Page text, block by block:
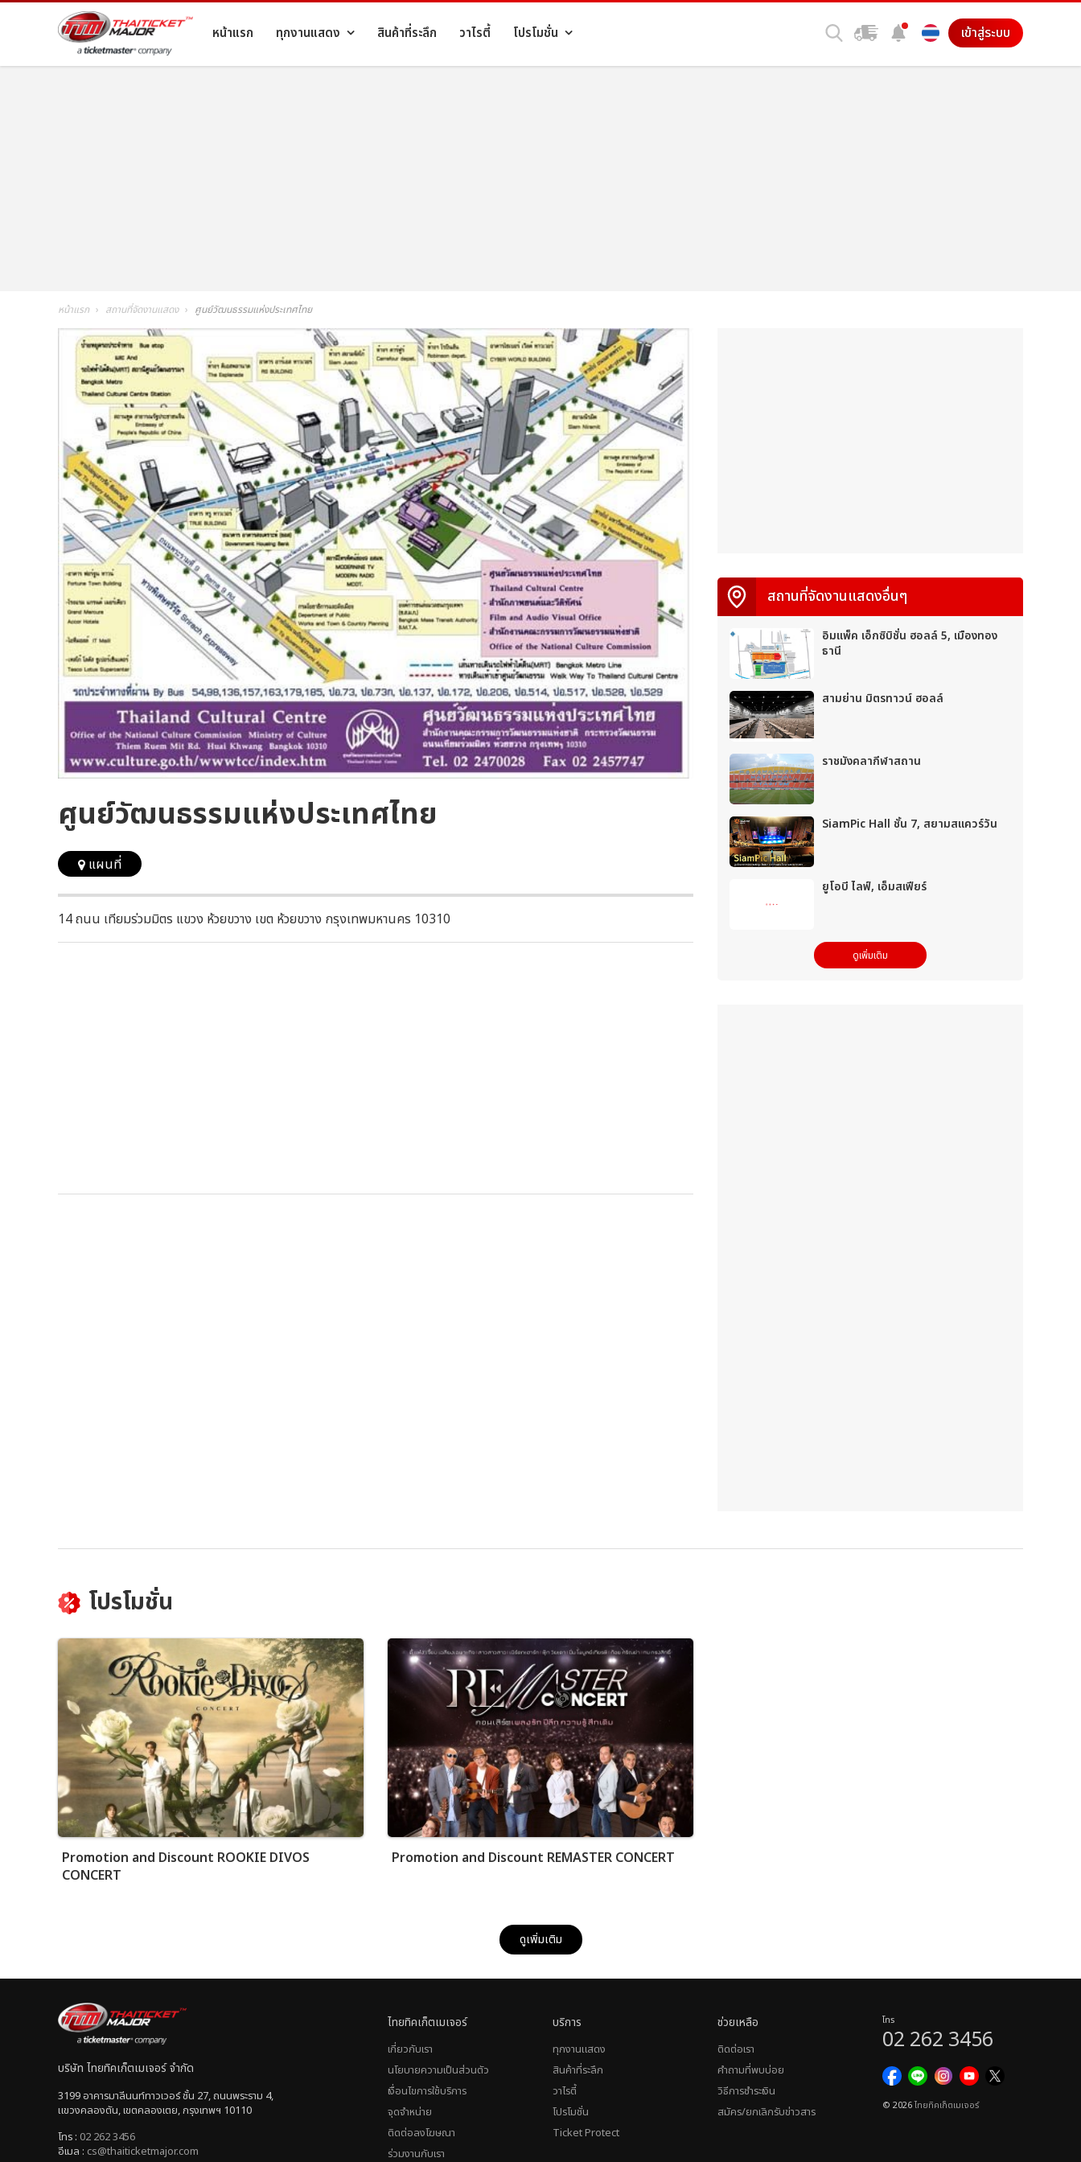
หน้าแรก ทุกงานแสดง สินค้าที่ระลึก วาไรตี้ โปรโมชั่น เข้าสู่ระบบ
หน้าแรก สถานที่จัดงานแสดง ศูนย์วัฒนธรรมแห่งประเทศไทย
ศูนย์วัฒนธรรมแห่งประเทศไทย
แผนที่
14 ถนน เทียมร่วมมิตร แขวง ห้วยขวาง เขต ห้วยขวาง กรุงเทพมหานคร 10310
สถานที่จัดงานแสดงอื่นๆ
อิมแพ็ค เอ็กซิบิชั่น ฮอลล์ 5, เมืองทอง
ธานี
สามย่าน มิตรทาวน์ ฮอลล์
ราชมังคลากีฬาสถาน
SiamPic Hall ชั้น 7, สยามสแควร์วัน
ยูโอบี ไลฟ์, เอ็มสเฟียร์
ดูเพิ่มเติม
โปรโมชั่น
Promotion and Discount ROOKIE DIVOS
CONCERT
Promotion and Discount REMASTER CONCERT
ดูเพิ่มเติม
บริษัท ไทยทิคเก็ตเมเจอร์ จำกัด
3199 อาคารมาลีนนท์ทาวเวอร์ ชั้น 27, ถนนพระราม 4,
แขวงคลองตัน, เขตคลองเตย, กรุงเทพฯ 10110
โทร : 02 262 3456
อีเมล : cs@thaiticketmajor.com
ไทยทิคเก็ตเมเจอร์
เกี่ยวกับเรา
นโยบายความเป็นส่วนตัว
เงื่อนไขการใช้บริการ
จุดจำหน่าย
ติดต่อลงโฆษณา
ร่วมงานกับเรา
บริการ
ทุกงานแสดง
สินค้าที่ระลึก
วาไรตี้
โปรโมชั่น
Ticket Protect
ช่วยเหลือ
ติดต่อเรา
คำถามที่พบบ่อย
วิธีการชำระเงิน
สมัคร/ยกเลิกรับข่าวสาร
โทร
02 262 3456
© 2026ไทยทิคเก็ตเมเจอร์